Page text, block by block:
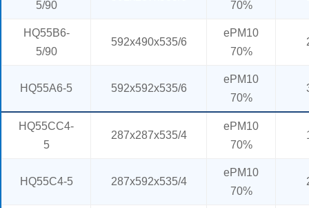
5/90
70%
HQ55B6-
5/90
592x490x535/6
ePM10
70%
HQ55A6-5 592x592x535/6
ePM10
70%
HQ55CC4-
5
287x287x535/4
ePM10
70%
HQ55C4-5 287x592x535/4
ePM10
70%